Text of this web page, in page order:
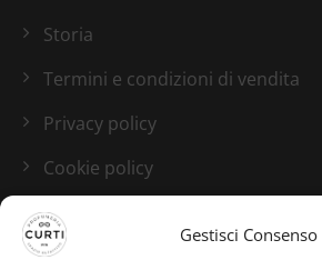
Gestisci Consenso
Storia
Termini e condizioni di vendita
Privacy policy
Cookie policy
Blog